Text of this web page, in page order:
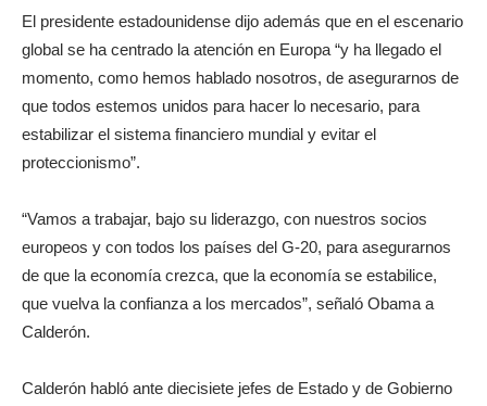
El presidente estadounidense dijo además que en el escenario
global se ha centrado la atención en Europa “y ha llegado el
momento, como hemos hablado nosotros, de asegurarnos de
que todos estemos unidos para hacer lo necesario, para
estabilizar el sistema financiero mundial y evitar el
proteccionismo”.
“Vamos a trabajar, bajo su liderazgo, con nuestros socios
europeos y con todos los países del G-20, para asegurarnos
de que la economía crezca, que la economía se estabilice,
que vuelva la confianza a los mercados”, señaló Obama a
Calderón.
Calderón habló ante diecisiete jefes de Estado y de Gobierno